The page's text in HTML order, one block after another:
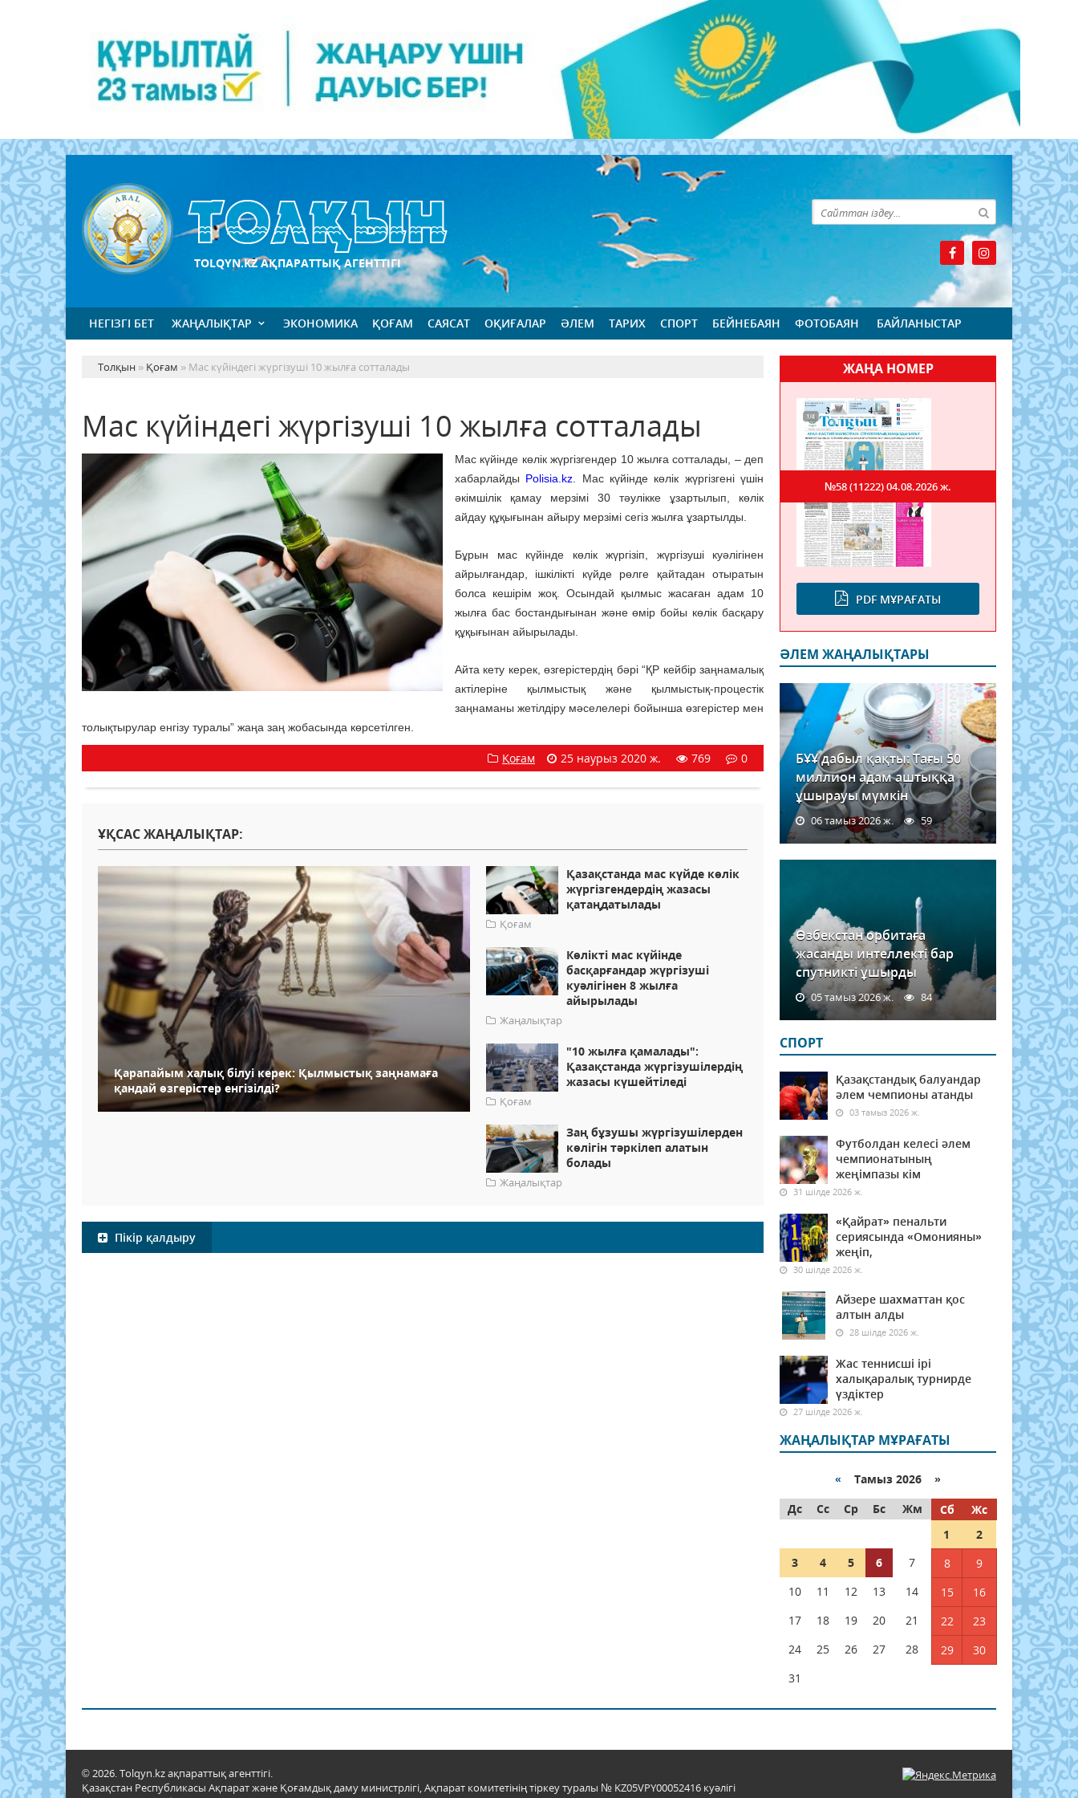
TOLQYN.KZ АҚПАРАТТЫҚ АГЕНТТІГІ
НЕГІЗГІ БЕТ ЖАҢАЛЫҚТАР ЭКОНОМИКА ҚОҒАМ САЯСАТ ОҚИҒАЛАР ӘЛЕМ ТАРИХ СПОРТ БЕЙНЕБАЯН ФОТОБАЯН БАЙЛАНЫСТАР
Толқын » Қоғам » Мас күйіндегі жүргізуші 10 жылға сотталады
Мас күйіндегі жүргізуші 10 жылға сотталады
Мас күйінде көлік жүргізгендер 10 жылға сотталады, – деп
хабарлайды Polisia.kz . Мас күйінде көлік жүргізгені үшін
әкімшілік қамау мерзімі 30 тәулікке ұзартылып, көлік
айдау құқығынан айыру мерзімі сегіз жылға ұзартылды.
Бұрын мас күйінде көлік жүргізіп, жүргізуші куәлігінен
айрылғандар, ішкілікті күйде рөлге қайтадан отыратын
болса кешірім жоқ. Осындай қылмыс жасаған адам 10
жылға бас бостандығынан және өмір бойы көлік басқару
құқығынан айырылады.
Айта кету керек, өзгерістердің бәрі “ҚР кейбір заңнамалық
актілеріне қылмыстық және қылмыстық-процестік
заңнаманы жетілдіру мәселелері бойынша өзгерістер мен
толықтырулар енгізу туралы” жаңа заң жобасында көрсетілген.
Қоғам 25 наурыз 2020 ж. 769 0
ҰҚСАС ЖАҢАЛЫҚТАР:
Қарапайым халық білуі керек: Қылмыстық заңнамаға
қандай өзгерістер енгізілді?
Қазақстанда мас күйде көлік
жүргізгендердің жазасы
қатаңдатылады
Қоғам
Көлікті мас күйінде
басқарғандар жүргізуші
куәлігінен 8 жылға
айырылады
Жаңалықтар
"10 жылға қамалады":
Қазақстанда жүргізушілердің
жазасы күшейтіледі
Қоғам
Заң бұзушы жүргізушілерден
көлігін тәркілеп алатын
болады
Жаңалықтар
Пікір қалдыру
ЖАҢА НОМЕР
PDF МҰРАҒАТЫ
№58 (11222)04.08.2026 ж.
ӘЛЕМ ЖАҢАЛЫҚТАРЫ
БҰҰ дабыл қақты: Тағы 50
миллион адам аштыққа
ұшырауы мүмкін
06 тамыз 2026 ж. 59
Өзбекстан орбитаға
жасанды интеллекті бар
спутникті ұшырды
05 тамыз 2026 ж. 84
СПОРТ
Қазақстандық балуандар
әлем чемпионы атанды
03 тамыз 2026 ж.
Футболдан келесі әлем
чемпионатының
жеңімпазы кім
31 шілде 2026 ж.
«Қайрат» пенальти
сериясында «Омонияны»
жеңіп,
30 шілде 2026 ж.
Айзере шахматтан қос
алтын алды
28 шілде 2026 ж.
Жас теннисші ірі
халықаралық турнирде
үздіктер
27 шілде 2026 ж.
ЖАҢАЛЫҚТАР МҰРАҒАТЫ
« Тамыз 2026 »
Дс
Сс Ср Бс Жм Сб
Жс
1
2
3
4 5 6 7 8
9
10
11 12 13 14 15
16
17
18 19 20 21 22
23
24
25 26 27 28 29
30
31
© 2026. Tolqyn.kz ақпараттық агенттігі.
Қазақстан Республикасы Ақпарат және Қоғамдық даму министрлігі, Ақпарат комитетінің тіркеу туралы № KZ05VPY00052416 куәлігі